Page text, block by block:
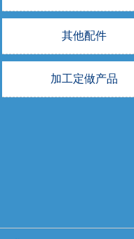
其他配件
加工定做产品